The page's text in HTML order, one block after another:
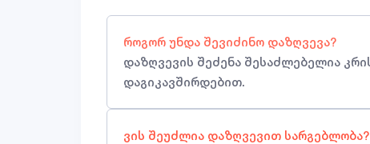
როგორ უნდა შევიძინო დაზღვევა?
დაზღვევის შეძენა შესაძლებელია
დაგიკავშირდებით.
ვის შეუძლია დაზღვევით სარგებლობა?